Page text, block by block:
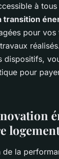
à
transition
pour
dispositifs,
pour
la